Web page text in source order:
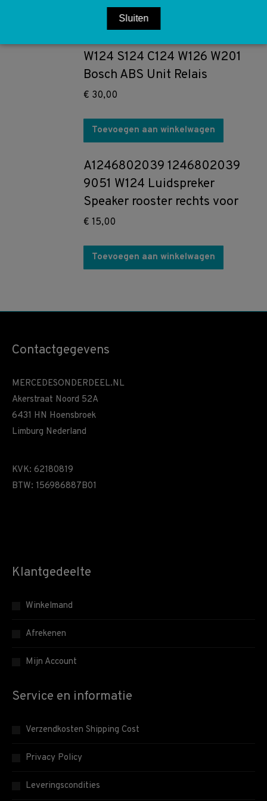
W124 S124 C124 W126 W201
Bosch ABS Unit Relais
€ 30,00
Toevoegen aan winkelwagen
A1246802039 1246802039
9051 W124 Luidspreker
Speaker rooster rechts voor
€ 15,00
Toevoegen aan winkelwagen
Contactgegevens
MERCEDESONDERDEEL.NL
Akerstraat Noord 52A
6431 HN Hoensbroek
Limburg Nederland
KVK: 62180819
BTW: 156986887B01
Klantgedeelte
Winkelmand
Afrekenen
Mijn Account
Service en informatie
Verzendkosten Shipping Cost
Privacy Policy
Leveringscondities
Sluiten